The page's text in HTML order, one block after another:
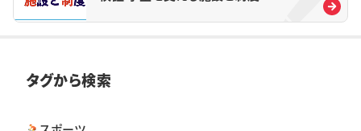
タグから検索